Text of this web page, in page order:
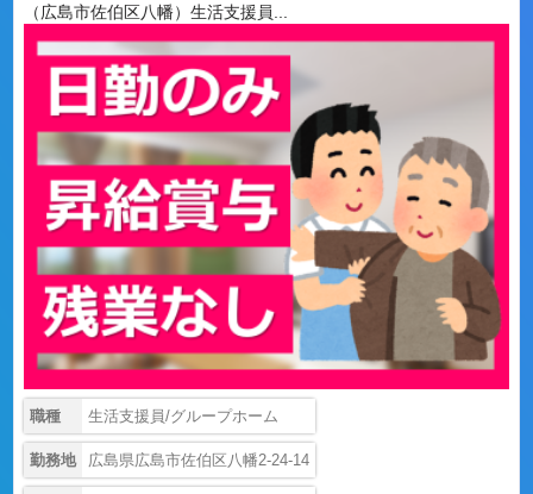
（広島市佐伯区八幡）生活支援員...
職種 生活支援員/グループホーム
勤務地 広島県広島市佐伯区八幡2-24-14